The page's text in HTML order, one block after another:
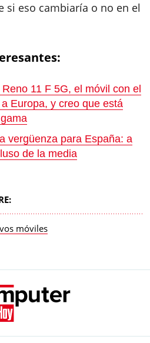
si eso cambiaría o no en el
11 F 5G, el móvil con el
Europa, y creo que está
vergüenza para España: a
de la media
móviles